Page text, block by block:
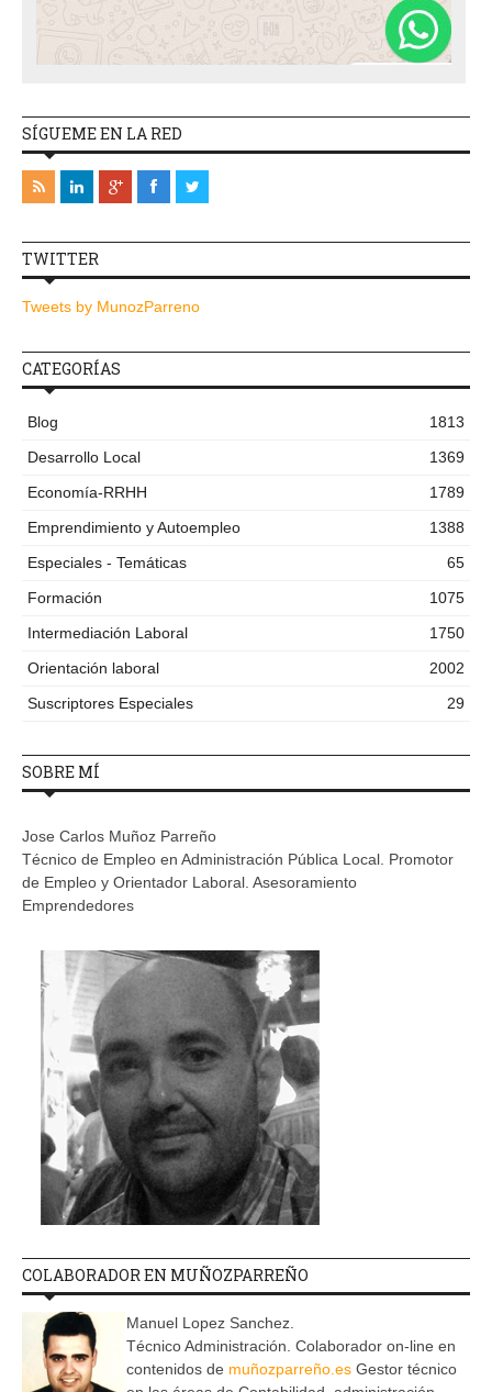
SÍGUEME EN LA RED
TWITTER
Tweets by MunozParreno
CATEGORÍAS
Blog
1813
Desarrollo Local
1369
Economía-RRHH
1789
Emprendimiento y Autoempleo
1388
Especiales - Temáticas
65
Formación
1075
Intermediación Laboral
1750
Orientación laboral
2002
Suscriptores Especiales
29
SOBRE MÍ
Jose Carlos Muñoz Parreño
Técnico de Empleo en Administración Pública Local. Promotor
de Empleo y Orientador Laboral. Asesoramiento
Emprendedores
COLABORADOR EN MUÑOZPARREÑO
Manuel Lopez Sanchez.
Técnico Administración. Colaborador on-line en
contenidos de muñozparreño.es Gestor técnico